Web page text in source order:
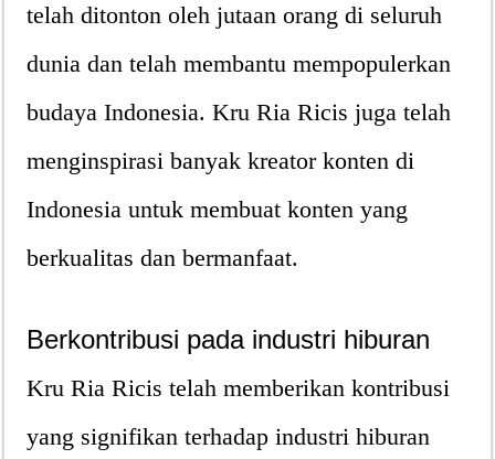
telah ditonton oleh jutaan orang di seluruh
dunia dan telah membantu mempopulerkan
budaya Indonesia. Kru Ria Ricis juga telah
menginspirasi banyak kreator konten di
Indonesia untuk membuat konten yang
berkualitas dan bermanfaat.
Berkontribusi pada industri hiburan
Kru Ria Ricis telah memberikan kontribusi
yang signifikan terhadap industri hiburan